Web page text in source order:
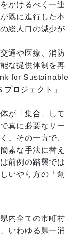
かけるべく一連
既に進行した本
総人口の減少が
通や医療、消防
な提供体制を再
for Sustainable
ロジェクト」
が「集合」して
真に必要なサー
。その一方で、
素な手法に替え
前例の踏襲では
いやり方の「創
内全ての市町村
いわゆる県一消